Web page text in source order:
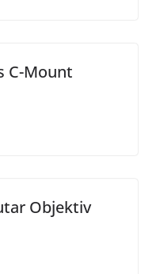
C-Mount
Objektiv